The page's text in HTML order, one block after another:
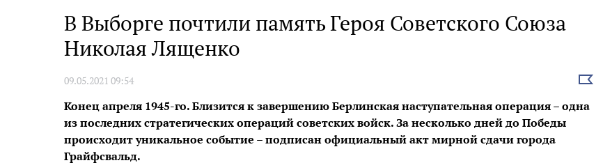
В Выборге почтили память Героя Советского Союза
Николая Лященко
09.05.2021 09:54
Конец апреля 1945-го. Близится к завершению Берлинская наступательная операция – одна
из последних стратегических операций советских войск. За несколько дней до Победы
происходит уникальное событие – подписан официальный акт мирной сдачи города
Грайфсвальд.